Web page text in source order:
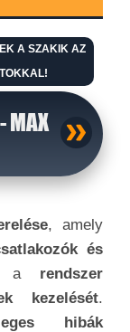
A SZAKIK AZ
MAX
, amely
és
a rendszer
kezelését.
hibák